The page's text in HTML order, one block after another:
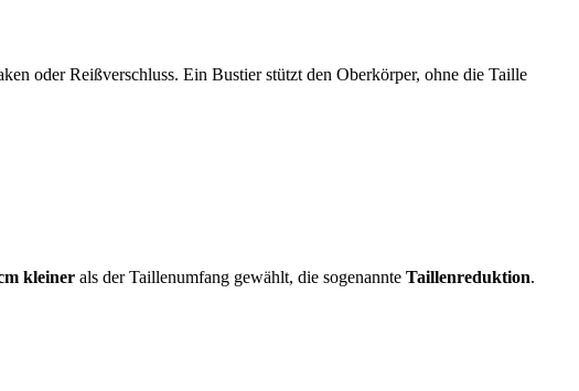
oder Reißverschluss. Ein Bustier stützt den Oberkörper, ohne die Taille
kleiner als der Taillenumfang gewählt, die sogenannte Taillenreduktion.